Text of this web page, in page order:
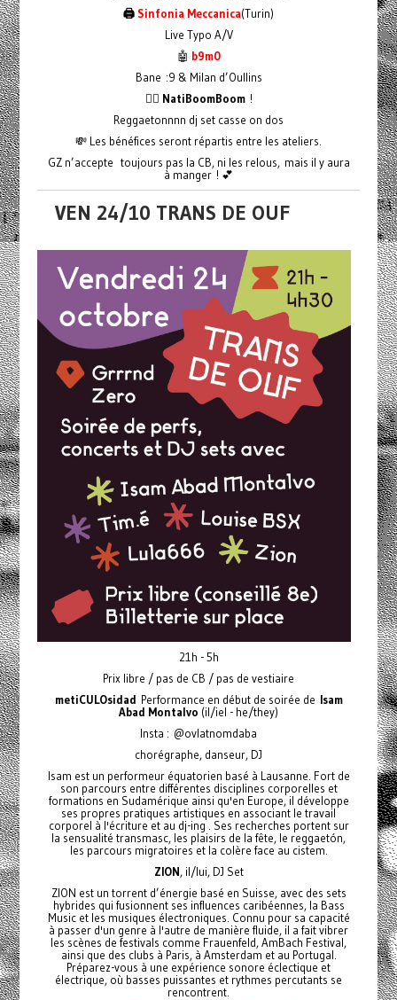
🖨️ Sinfonia Meccanica(Turin)
Live Typo A/V
🤖 b9m0
Bane :9 & Milan d’Oullins
❤️‍🔥 NatiBoomBoom !
Reggaetonnnn dj set casse on dos
💸 Les bénéfices seront répartis entre les ateliers.
GZ n’accepte toujours pas la CB, ni les relous, mais il y aura
à manger ! 💕
VEN 24/10 TRANS DE OUF
21h - 5h
Prix libre / pas de CB / pas de vestiaire
metiCULOsidad Performance en début de soirée de Isam
Abad Montalvo (il/iel - he/they)
Insta : @ovlatnomdaba
chorégraphe, danseur, DJ
Isam est un performeur équatorien basé à Lausanne. Fort de
son parcours entre différentes disciplines corporelles et
formations en Sudamérique ainsi qu'en Europe, il développe
ses propres pratiques artistiques en associant le travail
corporel à l'écriture et au dj-ing . Ses recherches portent sur
la sensualité transmasc, les plaisirs de la fête, le reggaetón,
les parcours migratoires et la colère face au cistem.
ZION, il/lui, DJ Set
ZION est un torrent d’énergie basé en Suisse, avec des sets
hybrides qui fusionnent ses influences caribéennes, la Bass
Music et les musiques électroniques. Connu pour sa capacité
à passer d'un genre à l'autre de manière fluide, il a fait vibrer
les scènes de festivals comme Frauenfeld, AmBach Festival,
ainsi que des clubs à Paris, à Amsterdam et au Portugal.
Préparez-vous à une expérience sonore éclectique et
électrique, où basses puissantes et rythmes percutants se
rencontrent.